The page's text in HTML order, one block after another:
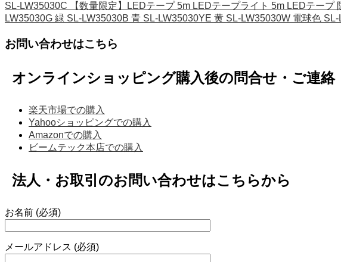
SL-LW35030C 【数量限定】LEDテープ 5m LEDテープライト 5m LEDテー
LW35030G 緑 SL-LW35030B 青 SL-LW35030YE 黄 SL-LW35030W 電球色
お問い合わせはこちら
オンラインショッピング購入後の問合せ・ご連絡
楽天市場での購入
Yahooショッピングでの購入
Amazonでの購入
ビームテック本店での購入
法人・お取引のお問い合わせはこちらから
お名前 (必須)
メールアドレス (必須)